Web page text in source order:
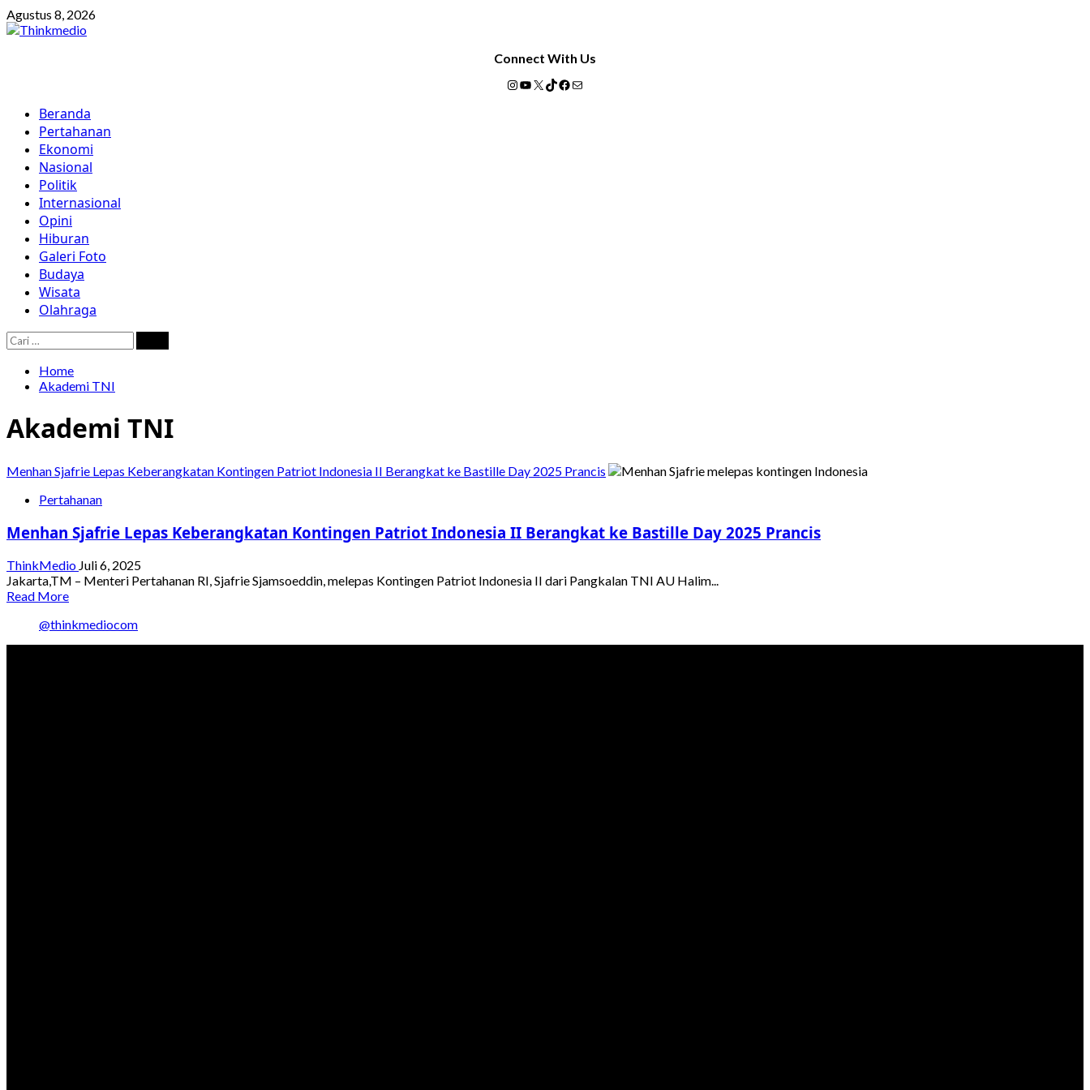
Skip
to
Agustus 8, 2026
Connect With Us
Instagram
YouTube
X TikTok
Facebook
Mail
Primary
Menu
Beranda
Pertahanan
Ekonomi
Nasional
Politik
Internasional
Opini
Hiburan
Galeri Foto
Budaya
Wisata
Olahraga
Cari
untuk:
Home
Akademi TNI
Akademi TNI
Menhan Sjafrie Lepas Keberangkatan Kontingen Patriot Indonesia II Berangkat ke Bastille Day 2025 Prancis
Pertahanan
Menhan Sjafrie Lepas Keberangkatan Kontingen Patriot Indonesia II Berangkat ke Bastille Day 2025 Prancis
ThinkMedio Juli 6, 2025
Jakarta,TM – Menteri Pertahanan RI, Sjafrie Sjamsoeddin, melepas Kontingen Patriot Indonesia II dari Pangkalan TNI AU Halim...
Read MoreRead
about
Menhan
@thinkmediocom